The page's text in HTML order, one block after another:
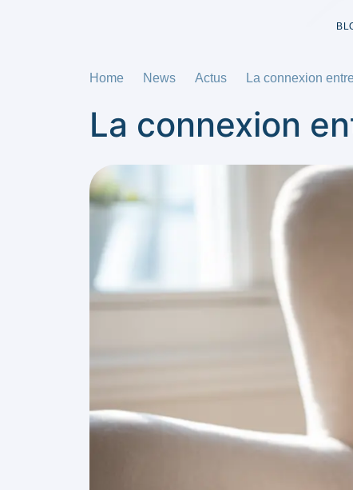
Home News Actus La connexion
La connexion